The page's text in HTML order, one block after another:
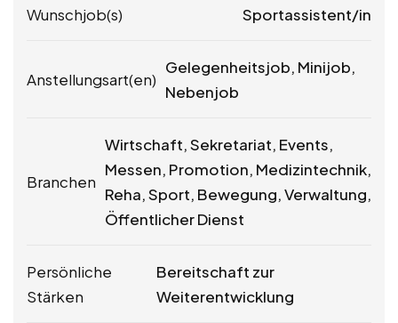
Wunschjob(s) Sportassistent/in
Anstellungsart(en)
Gelegenheitsjob, Minijob,
Nebenjob
Branchen
Wirtschaft, Sekretariat, Events,
Messen, Promotion, Medizintechnik,
Reha, Sport, Bewegung, Verwaltung,
Öffentlicher Dienst
Persönliche
Stärken
Bereitschaft zur
Weiterentwicklung